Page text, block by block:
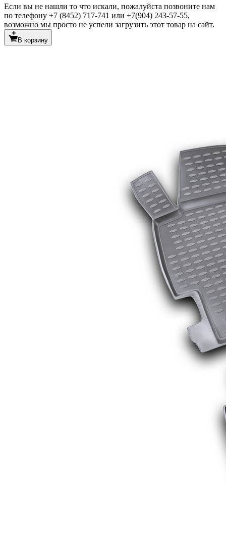
Если вы не нашли то что искали, пожалуйста позвоните нам
по телефону +7 (8452) 717-741 или +7(904) 243-57-55,
возможно мы просто не успели загрузить этот товар на сайт.
В корзину